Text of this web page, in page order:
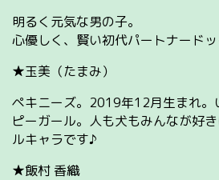
明るく元気な男の子。
心優しく、賢い初代パートナードッ
★玉美（たまみ）
ペキニーズ。2019年12月生まれ。
ピーガール。人も犬もみんなが好
ルキャラです♪
★飯村 香織